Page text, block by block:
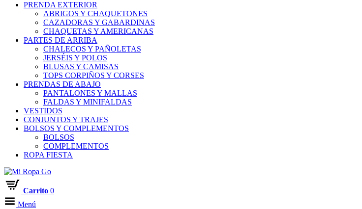
PRENDA EXTERIOR
ABRIGOS Y CHAQUETONES
CAZADORAS Y GABARDINAS
CHAQUETAS Y AMERICANAS
PARTES DE ARRIBA
CHALECOS Y PAÑOLETAS
JERSÉIS Y POLOS
BLUSAS Y CAMISAS
TOPS CORPIÑOS Y CORSES
PRENDAS DE ABAJO
PANTALONES Y MALLAS
FALDAS Y MINIFALDAS
VESTIDOS
CONJUNTOS Y TRAJES
BOLSOS Y COMPLEMENTOS
BOLSOS
COMPLEMENTOS
ROPA FIESTA
Carrito 0
Menú